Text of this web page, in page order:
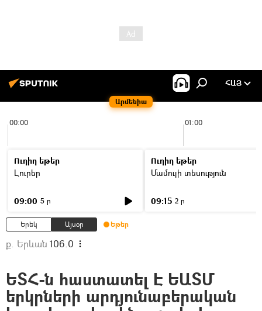
Արմենիա
ՀԱՅ
00:00 01:00
Ուղիղ եթեր
Լուրեր
09:00 5 ր
Ուղիղ եթեր
Մամուլի տեսություն
09:15 2 ր
Երեկ Այսօր Եթեր
ք. Երևան 106.0
ԵՏՀ-ն հաստատել Է ԵԱՏՄ
երկրների արդյունաբերական